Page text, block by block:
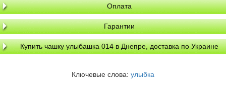
Оплата
Гарантии
Купить чашку улыбашка 014 в Днепре, доставка по Украине
Ключевые слова: улыбка